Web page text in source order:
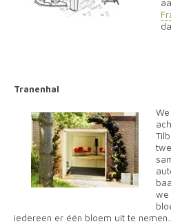
Tranenhal
we
iedereen er één bloem uit te nemen...